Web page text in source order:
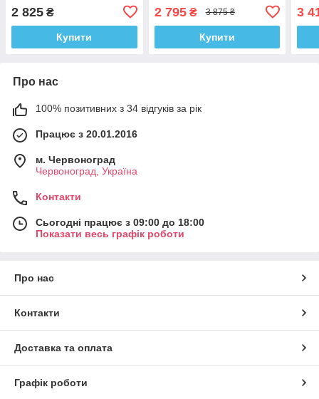
2 825 ₴
Купити
2 795₴ 3 875 ₴
Купити
3
Про нас
100% позитивних з 34 відгуків за рік
Працює з 20.01.2016
м. Червоноград
Червоноград, Україна
Контакти
Сьогодні працює з 09:00 до 18:00
Показати весь графік роботи
Про нас
Контакти
Доставка та оплата
Графік роботи